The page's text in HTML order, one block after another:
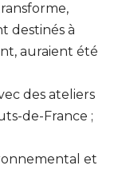
destinés à
auraient été
des ateliers
de-France ;
et